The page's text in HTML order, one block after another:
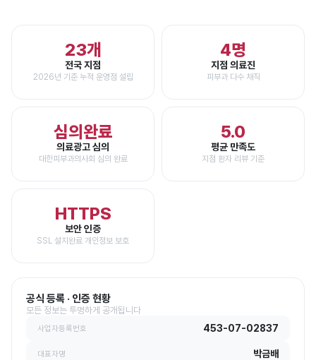
23개
전국 지점
2026년 기준 누적 운영점 설립
4명
지점 의료진
피부과 다수 채직
심의완료
의료광고 심의
대한피부과의사회 심의 완료
5.0
평균 만족도
지점 환자 리뷰 기준
HTTPS
보안 인증
SSL 설치완료 개인정보 보호
공식 등록 · 인증 현황
모든 정보는 투명하게 공개됩니다
사업자등록번호 453-07-02837
대표자명 박금배